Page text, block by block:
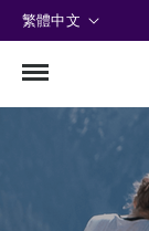
繁體中文